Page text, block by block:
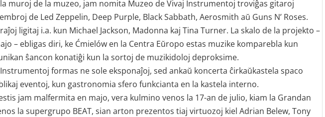
muroj de la muzeo, jam nomita Muzeo de Vivaj Instrumentoj troviĝas gitaroj
de Led Zeppelin, Deep Purple, Black Sabbath, Aerosmith aŭ Guns N’ Roses.
ligitaj i.a. kun Michael Jackson, Madonna kaj Tina Turner. La skalo de la projekto –
– ebligas diri, ke Ćmielów en la Centra Eŭropo estas muzike komparebla kun
ŝancon konatiĝi kun la sortoj de muzikidoloj deproksime.
formas ne sole eksponaĵoj, sed ankaŭ koncerta ĉirkaŭkastela spaco
eventoj, kun gastronomia sfero funkcianta en la kastela interno.
jam malfermita en majo, vera kulmino venos la 17-an de julio, kiam la Grandan
la supergrupo BEAT, sian arton prezentos tiaj virtuozoj kiel Adrian Belew, Tony